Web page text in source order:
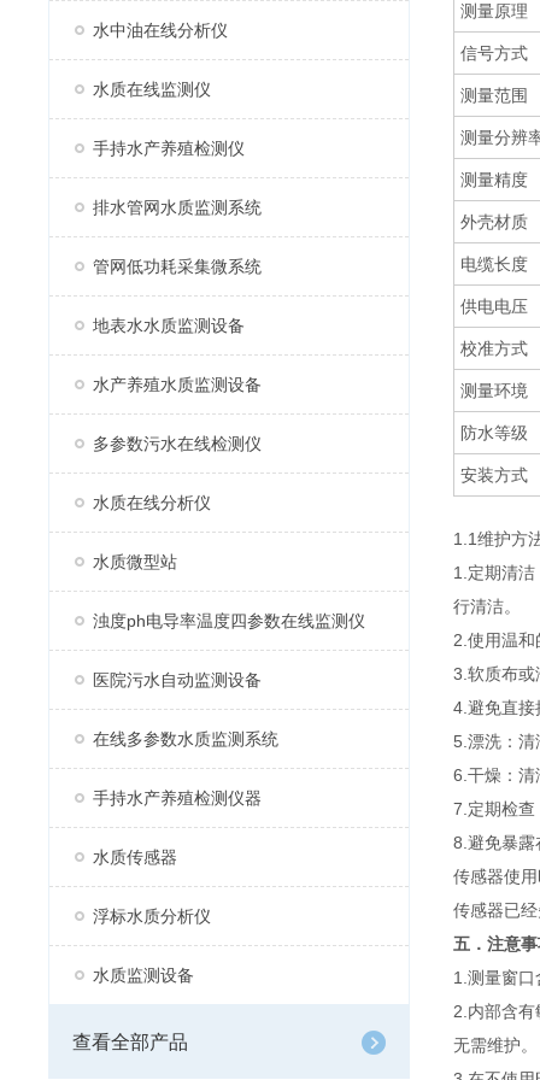
水中油在线分析仪
水质在线监测仪
手持水产养殖检测仪
排水管网水质监测系统
管网低功耗采集微系统
地表水水质监测设备
水产养殖水质监测设备
多参数污水在线检测仪
水质在线分析仪
水质微型站
浊度ph电导率温度四参数在线监测仪
医院污水自动监测设备
在线多参数水质监测系统
手持水产养殖检测仪器
水质传感器
浮标水质分析仪
水质监测设备
查看全部产品
测量原理
信号方式
测量范围
测量分辨
测量精度
外壳材质
电缆长度
供电电压
校准方式
测量环境
防水等级
安装方式
1.1维护方
1.定期清
行清洁。
2.使用温
3.软质布或
4.避免直接
5.漂洗：清
6.干燥：清
7.定期检查
8.避免暴露
传感器使
传感器已
五．注意
1.测量窗
2.内部含
无需维护。